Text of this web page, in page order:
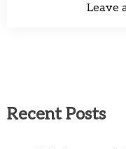
Leave
Recent Posts